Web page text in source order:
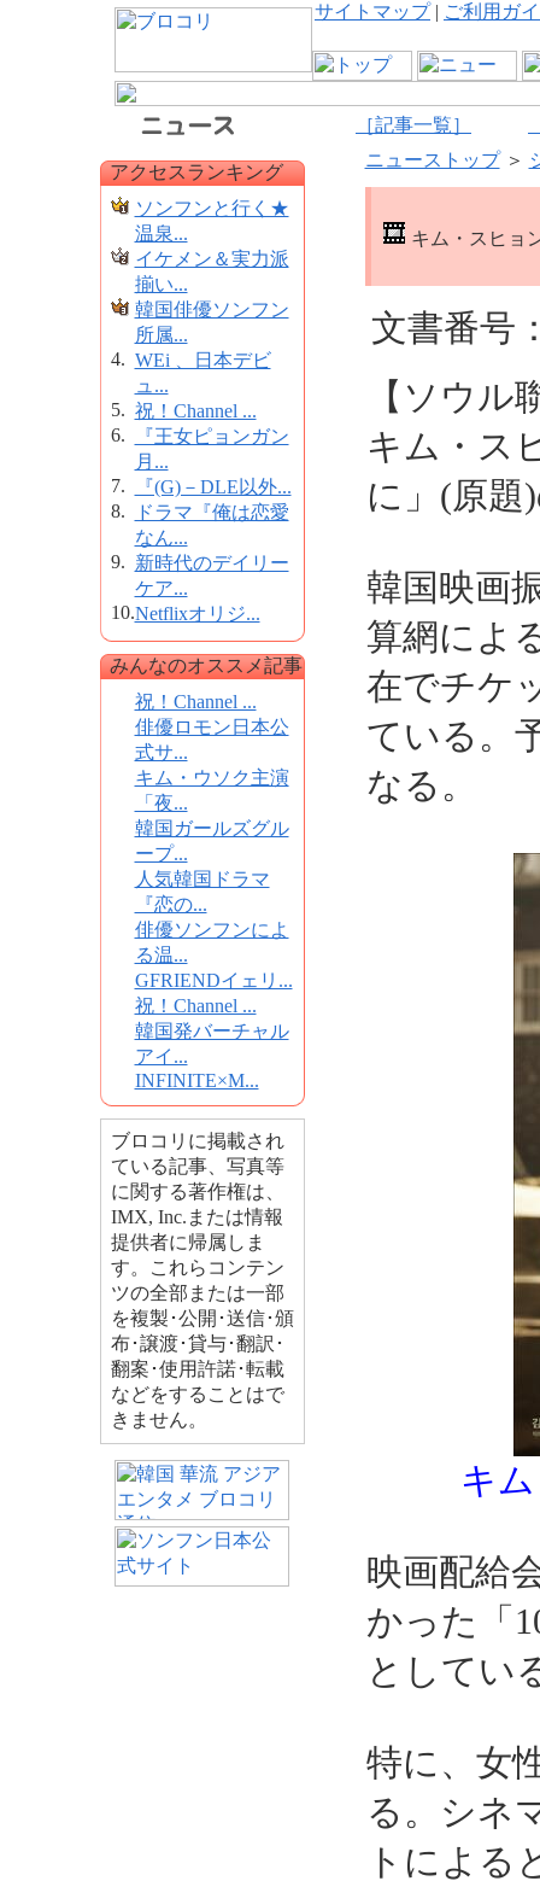
サイトマップ| ご利用ガ
［記事一覧］
アクセスランキング
ソンフンと行く★
温泉...
イケメン＆実力派
揃い...
韓国俳優ソンフン
所属...
4. WEi 、日本デビ
ュ...
5. 祝！Channel ...
6.
『王女ピョンガン
月...
7.
『(G)－DLE以外...
8.
ドラマ『俺は恋愛
なん...
9. 新時代のデイリー
ケア...
10.Netflixオリジ...
みんなのオススメ記事
祝！Channel ...
俳優ロモン日本公
式サ...
キム・ウソク主演
「夜...
韓国ガールズグル
ープ...
人気韓国ドラマ
『恋の...
俳優ソンフンによ
る温...
GFRIENDイェリ...
祝！Channel ...
韓国発バーチャル
アイ...
INFINITE×M...
ブロコリに掲載され
ている記事、写真等
に関する著作権は、
IMX, Inc.または情報
提供者に帰属しま
す。これらコンテン
ツの全部または一部
を複製･公開･送信･頒
布･譲渡･貸与･翻訳･
翻案･使用許諾･転載
などをすることはで
きません。
ニューストップ＞
キム・スヒョ
文書番号
【ソウル
キム・ス
に」(原題
韓国映画
算網によ
在でチケ
ている。
なる。
キ
映画配給
かった「
としてい
特に、女
る。シネ
トによる